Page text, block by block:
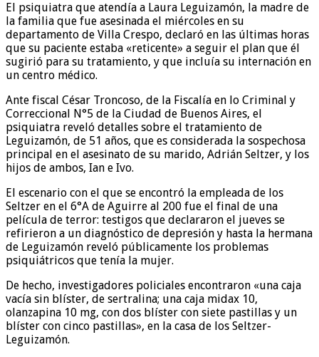
El psiquiatra que atendía a Laura Leguizamón, la madre de
la familia que fue asesinada el miércoles en su
departamento de Villa Crespo, declaró en las últimas horas
que su paciente estaba «reticente» a seguir el plan que él
sugirió para su tratamiento, y que incluía su internación en
un centro médico.
Ante fiscal César Troncoso, de la Fiscalía en lo Criminal y
Correccional N°5 de la Ciudad de Buenos Aires, el
psiquiatra reveló detalles sobre el tratamiento de
Leguizamón, de 51 años, que es considerada la sospechosa
principal en el asesinato de su marido, Adrián Seltzer, y los
hijos de ambos, Ian e Ivo.
El escenario con el que se encontró la empleada de los
Seltzer en el 6°A de Aguirre al 200 fue el final de una
película de terror: testigos que declararon el jueves se
refirieron a un diagnóstico de depresión y hasta la hermana
de Leguizamón reveló públicamente los problemas
psiquiátricos que tenía la mujer.
De hecho, investigadores policiales encontraron «una caja
vacía sin blíster, de sertralina; una caja midax 10,
olanzapina 10 mg, con dos blíster con siete pastillas y un
blíster con cinco pastillas», en la casa de los Seltzer-
Leguizamón.